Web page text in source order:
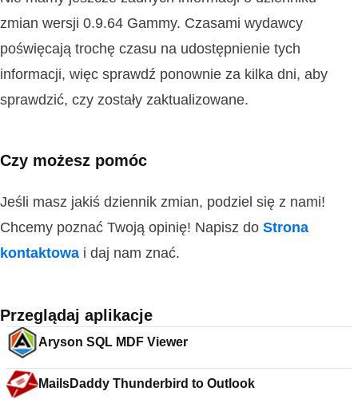
zmian wersji 0.9.64 Gammy. Czasami wydawcy
poświęcają trochę czasu na udostępnienie tych
informacji, więc sprawdź ponownie za kilka dni, aby
sprawdzić, czy zostały zaktualizowane.
Czy możesz pomóc
Jeśli masz jakiś dziennik zmian, podziel się z nami!
Chcemy poznać Twoją opinię! Napisz do Strona
kontaktowa i daj nam znać.
Przeglądaj aplikacje
Aryson SQL MDF Viewer
MailsDaddy Thunderbird to Outlook